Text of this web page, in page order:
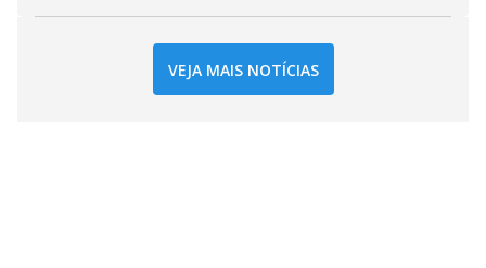
VEJA MAIS NOTÍCIAS